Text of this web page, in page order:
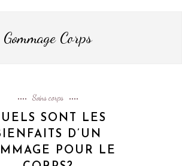
Gommage Corps
Soins corps
SONT LES
D’UN
POUR LE